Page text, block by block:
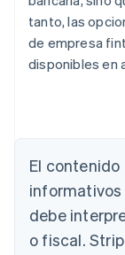
tanto, las
de empresa
disponibles en
El
informativos
debe
o fiscal.
Deutsch
English
Austria
Deutsch
Bélgica